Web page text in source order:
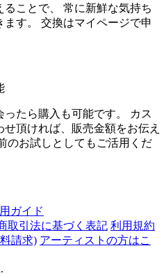
ことで、 常に新鮮な気持ち
す。 交換はマイページで申
たら購入も可能です。 カス
頂ければ、販売金額をお伝え
のお試しとしてもご活用くだ
ガイド
取引法に基づく表記 利用規約
請求) アーティストの方はこ